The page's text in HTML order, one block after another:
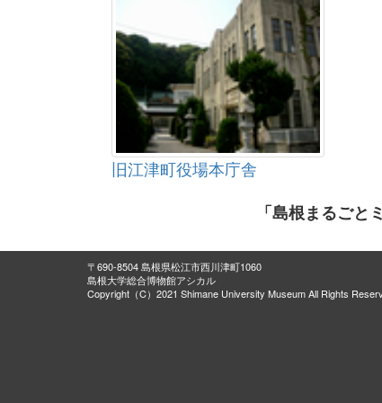
旧江津町役場本庁舎
「島根まるごと
〒690-8504 島根県松江市西川津町1060
島根大学総合博物館アシカル
Copyright（C）2021 Shimane University Museum All Rights